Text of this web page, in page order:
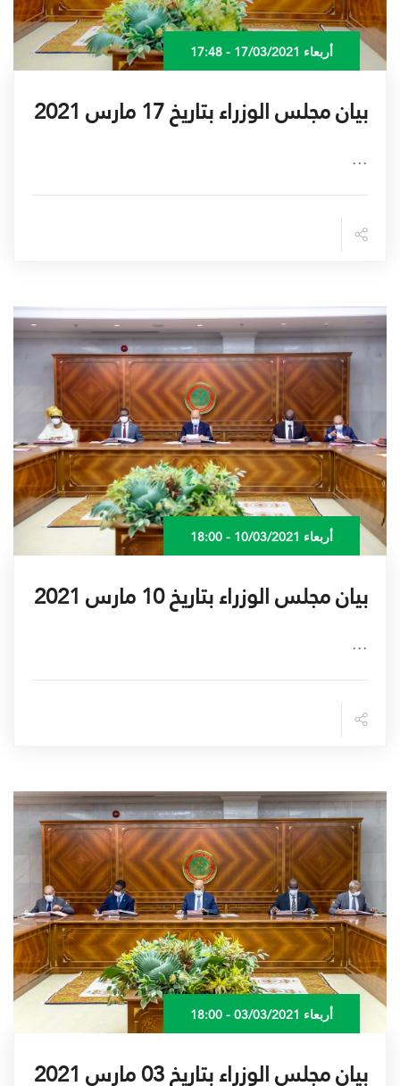
أربعاء 17/03/2021 - 17:48
بيان مجلس الوزراء بتاريخ 17 مارس 2021
...
أربعاء 10/03/2021 - 18:00
بيان مجلس الوزراء بتاريخ 10 مارس 2021
...
أربعاء 03/03/2021 - 18:00
بيان مجلس الوزراء بتاريخ 03 مارس 2021